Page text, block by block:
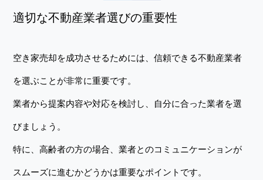
適切な不動産業者選びの重要性
空き家売却を成功させるためには、信頼できる不動産業者
を選ぶことが非常に重要です。
業者から提案内容や対応を検討し、自分に合った業者を選
びましょう。
特に、高齢者の方の場合、業者とのコミュニケーションが
スムーズに進むかどうかは重要なポイントです。